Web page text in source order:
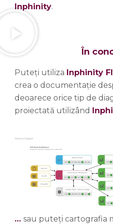
Inphinity.
În
Puteți utiliza Inphinity
crea o documentație
deoarece orice tip de
proiectată utilizând
… sau puteți cartografia